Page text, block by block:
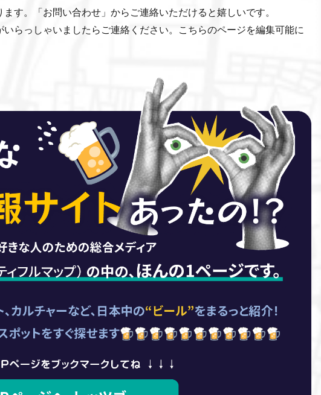
す。「お問い合わせ」からご連絡いただけると嬉しいです。
らっしゃいましたらご連絡ください。こちらのページを編集可能に